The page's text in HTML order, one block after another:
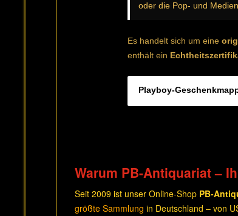
oder die Pop- und
Es handelt sich um eine
enthält ein
Playboy-
Warum PB-Antiquariat –
Seit 2009 ist unser Online-Shop PB-
größte Sammlung in Deutschland – von